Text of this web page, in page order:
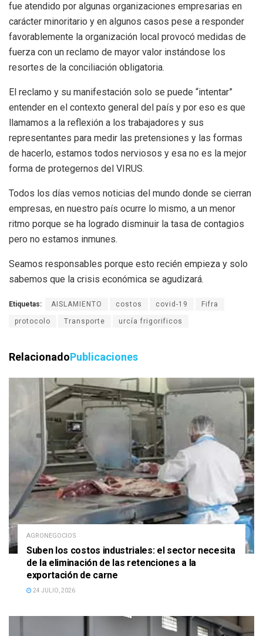
fue atendido por algunas organizaciones empresarias en
carácter minoritario y en algunos casos pese a responder
favorablemente la organización local provocó medidas de
fuerza con un reclamo de mayor valor instándose los
resortes de la conciliación obligatoria.
El reclamo y su manifestación solo se puede “intentar”
entender en el contexto general del país y por eso es que
llamamos a la reflexión a los trabajadores y sus
representantes para medir las pretensiones y las formas
de hacerlo, estamos todos nerviosos y esa no es la mejor
forma de protegernos del VIRUS.
Todos los días vemos noticias del mundo donde se cierran
empresas, en nuestro país ocurre lo mismo, a un menor
ritmo porque se ha logrado disminuir la tasa de contagios
pero no estamos inmunes.
Seamos responsables porque esto recién empieza y solo
sabemos que la crisis económica se agudizará.
Etiquetas: AISLAMIENTO costos covid-19 Fifra
protocolo Transporte urcía frigorificos
RelacionadoPublicaciones
AGRONEGOCIOS
Suben los costos industriales: el sector necesita
de la eliminación de las retenciones a la
exportación de carne
24 JULIO, 2026